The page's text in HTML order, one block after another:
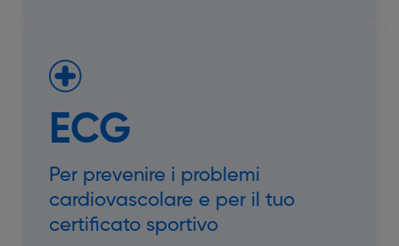
ECG
Per prevenire i problemi
cardiovascolare e per il tuo
certificato sportivo